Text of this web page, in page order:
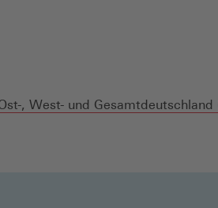
, West- und Gesamtdeutschland